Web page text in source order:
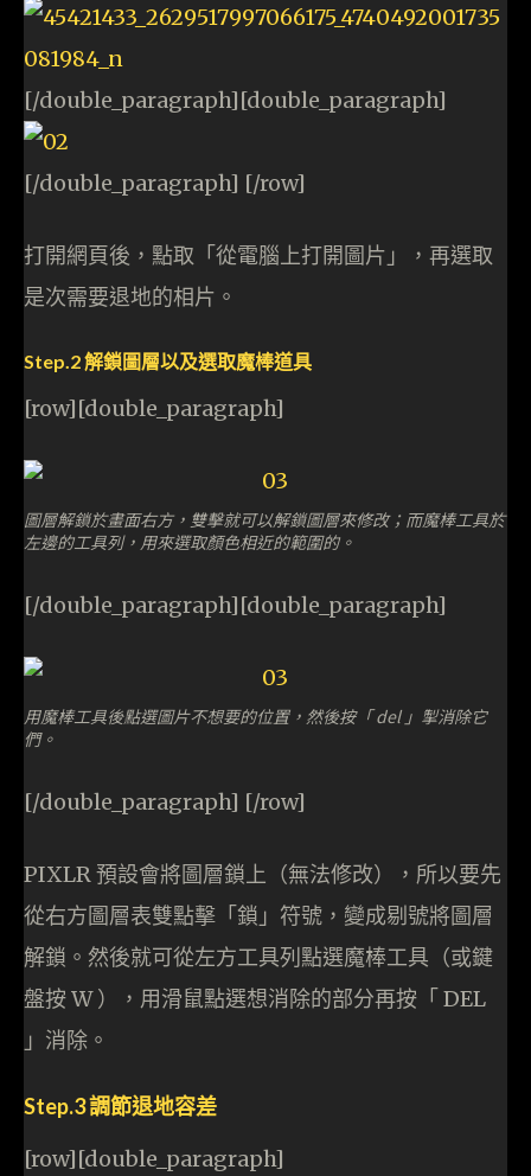
[/double_paragraph][double_paragraph]
[/double_paragraph] [/row]
打開網頁後，點取「從電腦上打開圖片」，再選取
是次需要退地的相片。
Step.2 解鎖圖層以及選取魔棒道具
[row][double_paragraph]
圖層解鎖於畫面右方，雙擊就可以解鎖圖層來修改；而魔棒工具於
左邊的工具列，用來選取顏色相近的範圍的。
[/double_paragraph][double_paragraph]
用魔棒工具後點選圖片不想要的位置，然後按「 del 」掣消除它
們。
[/double_paragraph] [/row]
PIXLR 預設會將圖層鎖上（無法修改），所以要先
從右方圖層表雙點擊「鎖」符號，變成剔號將圖層
解鎖。然後就可從左方工具列點選魔棒工具（或鍵
盤按 W ），用滑鼠點選想消除的部分再按「 DEL
」消除。
Step.3 調節退地容差
[row][double_paragraph]